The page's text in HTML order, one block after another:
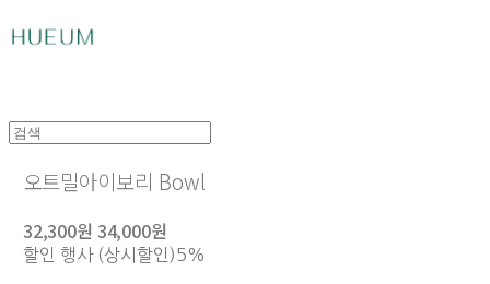
오트밀아이보리 Bowl
32,300원 34,000원
할인 행사 (상시할인)5%